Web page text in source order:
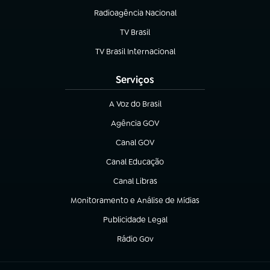
Radioagência Nacional
(abre em nova aba)
TV Brasil
(abre em nova aba)
TV Brasil Internacional
(abre em nova aba)
Serviços
A Voz do Brasil
(abre em nova aba)
Agência GOV
(abre em nova aba)
Canal GOV
(abre em nova aba)
Canal Educação
(abre em nova aba)
Canal Libras
(abre em nova aba)
Monitoramento e Análise de Mídias
(abre em nova aba)
Publicidade Legal
(abre em nova aba)
Rádio Gov
(abre em nova aba)